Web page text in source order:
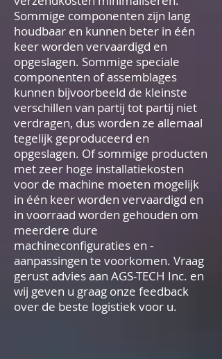
Sommige componenten zijn lang
houdbaar en kunnen beter in één
keer worden vervaardigd en
opgeslagen. Sommige speciale
componenten of assemblages
kunnen bijvoorbeeld de kleinste
verschillen van partij tot partij niet
verdragen, dus worden ze allemaal
tegelijk geproduceerd en
opgeslagen. Of sommige producten
met zeer hoge installatiekosten
voor de machine moeten mogelijk
in één keer worden vervaardigd en
in voorraad worden gehouden om
meerdere dure
machineconfiguraties en -
aanpassingen te voorkomen. Vraag
gerust advies aan AGS-TECH Inc. en
wij geven u graag onze feedback
over de beste logistiek voor u.